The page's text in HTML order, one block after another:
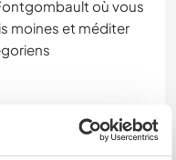
où vous
moines et méditer